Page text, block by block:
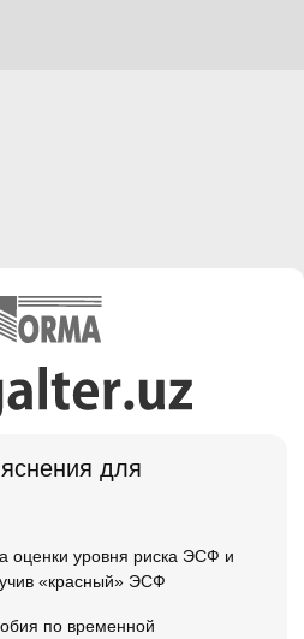
для
оценки уровня риска ЭСФ и
«красный» ЭСФ
по временной